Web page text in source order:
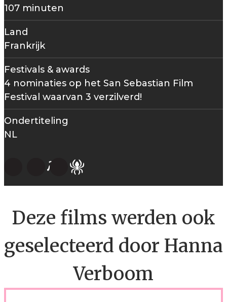
107 minuten
Land
Frankrijk
Festivals & awards
4 nominaties op het San Sebastian Film
Festival waarvan 3 verzilverd!
Ondertiteling
NL
Deze films werden ook
geselecteerd door Hanna
Verboom